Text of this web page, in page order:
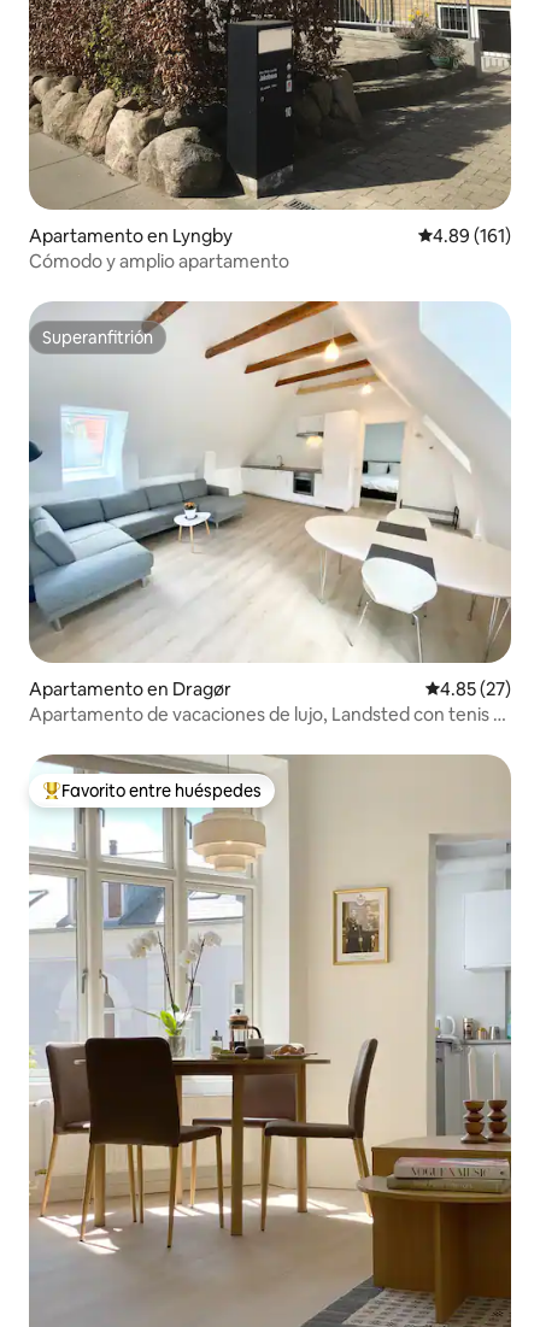
Apartamento en Lyngby Calificación
4.89 (161)
Cómodo y amplio apartamento
Superanfitrión
Superanfitrión
Apartamento en Dragør Calificación
4.85 (27)
Apartamento de vacaciones de lujo, Landsted con tenis y
Favorito entre huéspedes preferido
Favorito entre huéspedes